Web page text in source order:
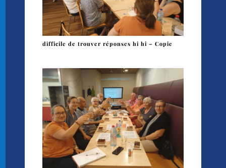
difficile de trouver réponses hi hi – Copie